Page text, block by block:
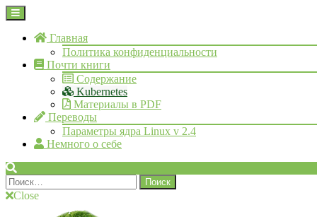
Skip
to
content
Open
Menu
Главная
Политика конфиденциальности
Почти книги
Содержание
Kubernetes
Материалы в PDF
Переводы
Параметры ядра Linux v 2.4
Немного о себе
Найти:
Close